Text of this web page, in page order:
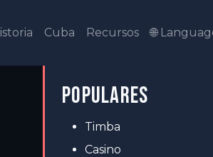
Cuba Recursos 🌐
POPULARES
Timba
Casino